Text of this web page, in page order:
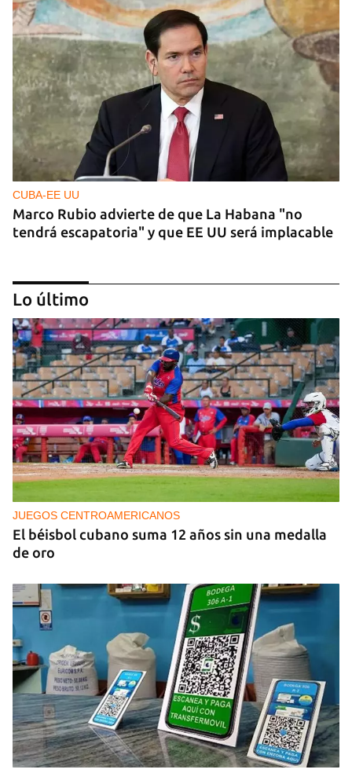
CUBA-EE UU
Marco Rubio advierte de que La Habana "no
tendrá escapatoria" y que EE UU será implacable
PODCAST
Cafecito informativo del viernes 7 de agosto de
2026
Lo último
JUEGOS CENTROAMERICANOS
El béisbol cubano suma 12 años sin una medalla
de oro